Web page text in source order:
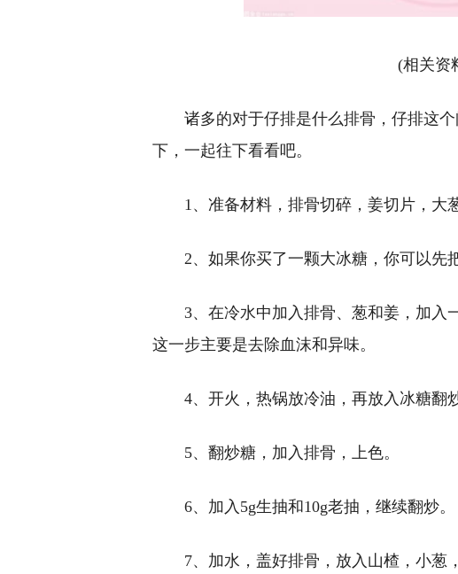
(相关资
诸多的对于仔排是什么排骨，仔排这
下，一起往下看看吧。
1、准备材料，排骨切碎，姜切片，大
2、如果你买了一颗大冰糖，你可以先
3、在冷水中加入排骨、葱和姜，加入
这一步主要是去除血沫和异味。
4、开火，热锅放冷油，再放入冰糖翻
5、翻炒糖，加入排骨，上色。
6、加入5g生抽和10g老抽，继续翻炒。
7、加水，盖好排骨，放入山楂，小葱